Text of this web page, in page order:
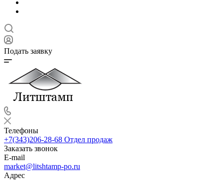
Подать заявку
Телефоны
+7(343)206-28-68 Отдел продаж
Заказать звонок
E-mail
market@litshtamp-po.ru
Адрес